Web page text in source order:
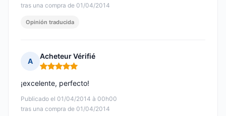
tras una compra de 01/04/2014
Opinión traducida
A
Acheteur Vérifié
Nota: 5 de 5
Publicado el 01/04/2014 à 00h00
tras una compra de 01/04/2014
¡excelente, perfecto!